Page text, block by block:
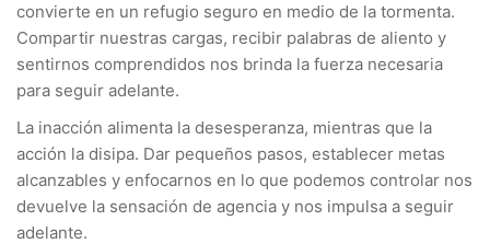
convierte en un refugio seguro en medio de la tormenta.
Compartir nuestras cargas, recibir palabras de aliento y
sentirnos comprendidos nos brinda la fuerza necesaria
para seguir adelante.
La inacción alimenta la desesperanza, mientras que la
acción la disipa. Dar pequeños pasos, establecer metas
alcanzables y enfocarnos en lo que podemos controlar nos
devuelve la sensación de agencia y nos impulsa a seguir
adelante.